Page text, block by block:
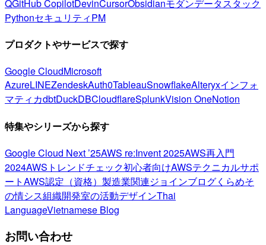
QGitHub CopilotDevinCursorObsidianモダンデータスタック
PythonセキュリティPM
プロダクトやサービスで探す
Google CloudMicrosoft
AzureLINEZendeskAuth0TableauSnowflakeAlteryxインフォ
マティカdbtDuckDBCloudflareSplunkVision OneNotion
特集やシリーズから探す
Google Cloud Next ’25AWS re:Invent 2025AWS再入門
2024AWSトレンドチェック初心者向けAWSテクニカルサポ
ートAWS認定（資格） 製造業関連ジョインブログくらめそ
の情シス組織開発室の活動デザインThai
LanguageVietnamese Blog
お問い合わせ